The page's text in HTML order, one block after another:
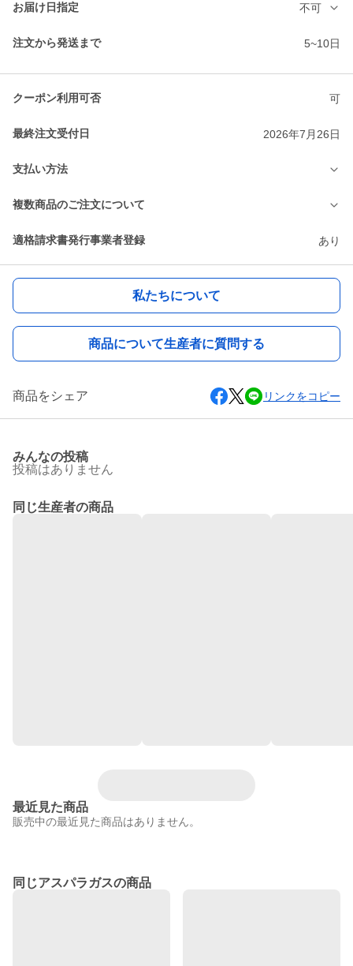
お届け日指定 不可
注文から発送まで 5~10日
クーポン利用可否 可
最終注文受付日 2026年7月26日
支払い方法
複数商品のご注文について
適格請求書発行事業者登録 あり
私たちについて
商品について生産者に質問する
商品をシェア リンクをコピー
みんなの投稿
投稿はありません
同じ生産者の商品
最近見た商品
販売中の最近見た商品はありません。
同じアスパラガスの商品